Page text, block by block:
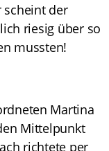
scheint der
riesig über so
mussten!
Martina
Mittelpunkt
richtete per